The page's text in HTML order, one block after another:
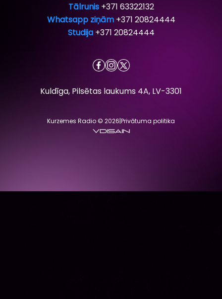
Tālrunis +371 63322132
Whatsapp ziņām +371 20824444
Studija +371 20824444
Kuldīga, Pilsētas laukums 4A, LV-3301
Kurzemes Radio © 2026|Privātuma politika